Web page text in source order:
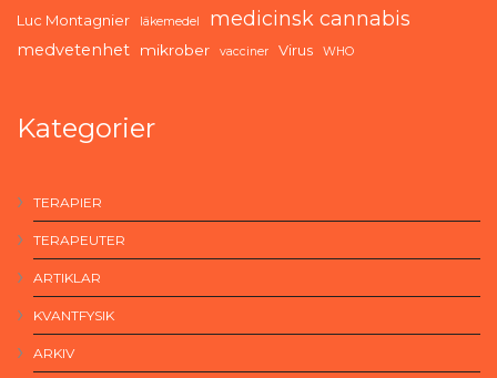
Luc Montagnier läkemedel medicinsk cannabis
medvetenhet mikrober vacciner Virus WHO
Kategorier
TERAPIER
TERAPEUTER
ARTIKLAR
KVANTFYSIK
ARKIV